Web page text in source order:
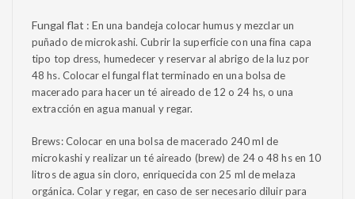
Fungal flat : En una bandeja colocar humus y mezclar un
puñado de microkashi. Cubrir la superficie con una fina capa
tipo top dress, humedecer y reservar al abrigo de la luz por
48 hs. Colocar el fungal flat terminado en una bolsa de
macerado para hacer un té aireado de 12 o 24 hs, o una
extracción en agua manual y regar.
Brews: Colocar en una bolsa de macerado 240 ml de
microkashi y realizar un té aireado (brew) de 24 o 48 hs en 10
litros de agua sin cloro, enriquecida con 25 ml de melaza
orgánica. Colar y regar, en caso de ser necesario diluir para